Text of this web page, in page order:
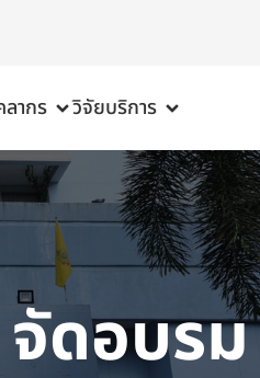
ากร วิจัยบริการ
จัดอบรม